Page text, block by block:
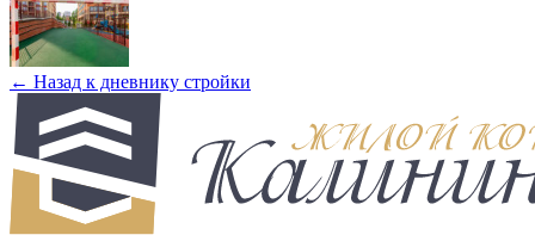
← Назад к дневнику стройки